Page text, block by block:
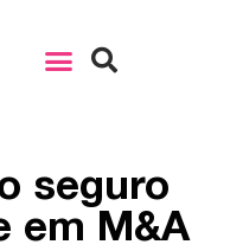
seguro
em M&A